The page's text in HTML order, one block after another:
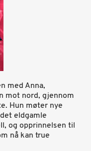
med Anna,
mot nord, gjennom
Hun møter nye
eldgamle
og opprinnelsen til
nå kan true